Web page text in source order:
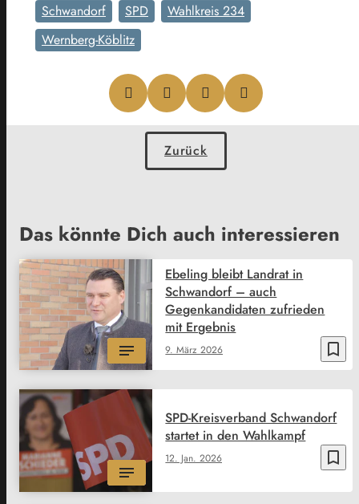
Schwandorf
SPD
Wahlkreis 234
Wernberg-Köblitz
Zurück
Das könnte Dich auch interessieren
bookmark_border
9. März 2026
Ebeling bleibt Landrat in
Schwandorf – auch
Gegenkandidaten zufrieden
mit Ergebnis
bookmark_border
12. Jan. 2026
SPD-Kreisverband Schwandorf
startet in den Wahlkampf